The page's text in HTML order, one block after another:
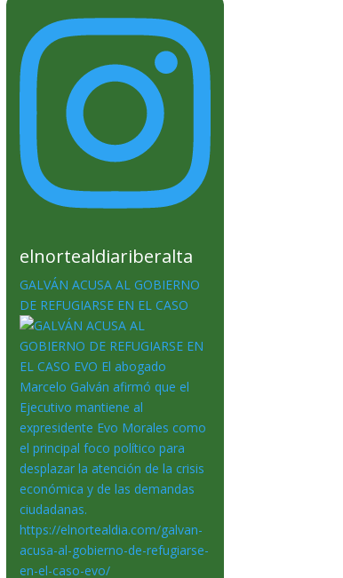
elnortealdiariberalta
GALVÁN ACUSA AL GOBIERNO
DE REFUGIARSE EN EL CASO